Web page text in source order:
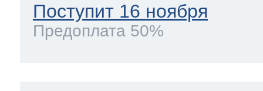
Поступит 16 ноября
Предоплата 50%